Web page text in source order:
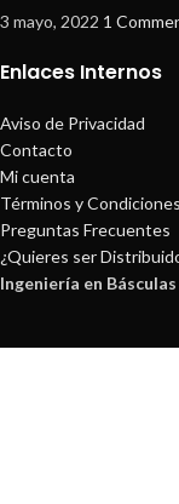
3 mayo, 2022 1
Enlaces Internos
Aviso de Privacidad
Contacto
Mi cuenta
Términos y Condiciones
Preguntas Frecuentes
¿Quieres ser
Ingeniería en Básculas